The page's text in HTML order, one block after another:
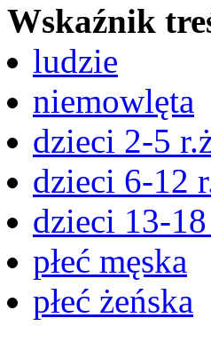
Wskaźnik
ludzie
niemowlęta
dzieci 2-5
dzieci 6-12
dzieci 13-
płeć męska
płeć żeńska